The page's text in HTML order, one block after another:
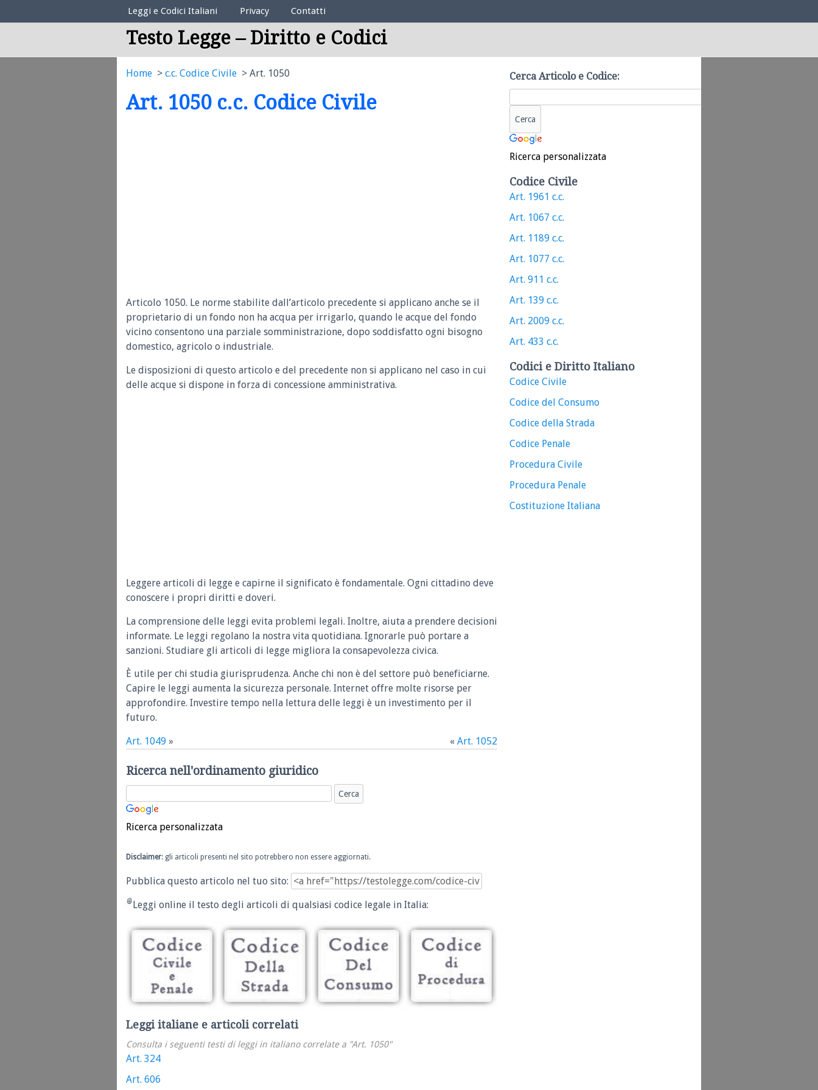
Elenco Codici Legali
Leggi e Codici Italiani Privacy Contatti
Testo Legge – Diritto e Codici
Home c.c. Codice Civile Art. 1050
Art. 1050 c.c. Codice Civile
Articolo 1050. Le norme stabilite dall’articolo precedente si applicano anche se il
proprietario di un fondo non ha acqua per irrigarlo, quando le acque del fondo
vicino consentono una parziale somministrazione, dopo soddisfatto ogni bisogno
domestico, agricolo o industriale.
Le disposizioni di questo articolo e del precedente non si applicano nel caso in cui
delle acque si dispone in forza di concessione amministrativa.
Leggere articoli di legge e capirne il significato è fondamentale. Ogni cittadino deve
conoscere i propri diritti e doveri.
La comprensione delle leggi evita problemi legali. Inoltre, aiuta a prendere decisioni
informate. Le leggi regolano la nostra vita quotidiana. Ignorarle può portare a
sanzioni. Studiare gli articoli di legge migliora la consapevolezza civica.
È utile per chi studia giurisprudenza. Anche chi non è del settore può beneficiarne.
Capire le leggi aumenta la sicurezza personale. Internet offre molte risorse per
approfondire. Investire tempo nella lettura delle leggi è un investimento per il
futuro.
Art. 1049 » « Art. 1052
Ricerca nell'ordinamento giuridico
Ricerca personalizzata
Disclaimer: gli articoli presenti nel sito potrebbero non essere aggiornati.
Pubblica questo articolo nel tuo sito:
Leggi online il testo degli articoli di qualsiasi codice legale in Italia:
Leggi italiane e articoli correlati
Consulta i seguenti testi di leggi in italiano correlate a "Art. 1050"
Art. 324
Art. 606
Cerca Articolo e Codice:
Ricerca personalizzata
Codice Civile
Art. 1961 c.c.
Art. 1067 c.c.
Art. 1189 c.c.
Art. 1077 c.c.
Art. 911 c.c.
Art. 139 c.c.
Art. 2009 c.c.
Art. 433 c.c.
Codici e Diritto Italiano
Codice Civile
Codice del Consumo
Codice della Strada
Codice Penale
Procedura Civile
Procedura Penale
Costituzione Italiana